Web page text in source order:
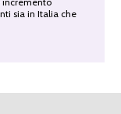
sia in Italia che